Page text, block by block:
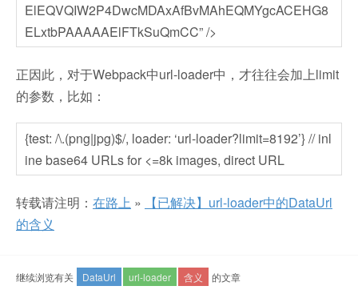
ElEQVQIW2P4DwcMDAxAfBvMAhEQMYgcACEHG8
ELxtbPAAAAAElFTkSuQmCC” />
正因此，对于Webpack中url-loader中，才往往会加上limit
的参数，比如：
{test: /\.(png|jpg)$/, loader: ‘url-loader?limit=8192’} // inl
ine base64 URLs for <=8k images, direct URL
转载请注明： 在路上 »
【已解决】url-loader中的DataUrl
的含义
继续浏览有关 DataUrl url-loader 含义 的文章